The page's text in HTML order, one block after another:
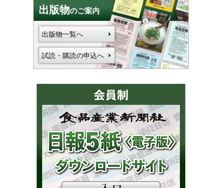
出版物のご案内
出版物一覧へ
試読・購読の申込へ